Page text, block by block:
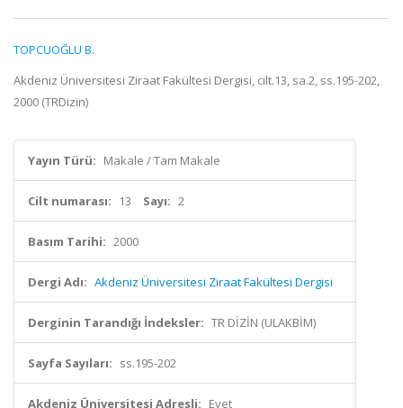
TOPCUOĞLU B.
Akdeniz Üniversitesi Ziraat Fakültesi Dergisi, cilt.13, sa.2, ss.195-202,
2000 (TRDizin)
Yayın Türü: Makale / Tam Makale
Cilt numarası: 13 Sayı: 2
Basım Tarihi: 2000
Dergi Adı: Akdeniz Üniversitesi Ziraat Fakültesi Dergisi
Derginin Tarandığı İndeksler: TR DİZİN (ULAKBİM)
Sayfa Sayıları: ss.195-202
Akdeniz Üniversitesi Adresli: Evet